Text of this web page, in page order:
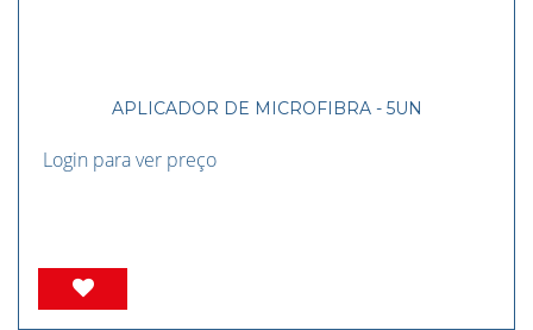
APLICADOR DE MICROFIBRA - 5UN
Login para ver preço